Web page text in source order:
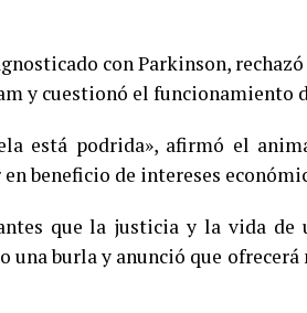
con Parkinson,
y cuestionó el funcionamiento
está podrida», afirmó el
beneficio de intereses
que la justicia y la vida de
una burla y anunció que